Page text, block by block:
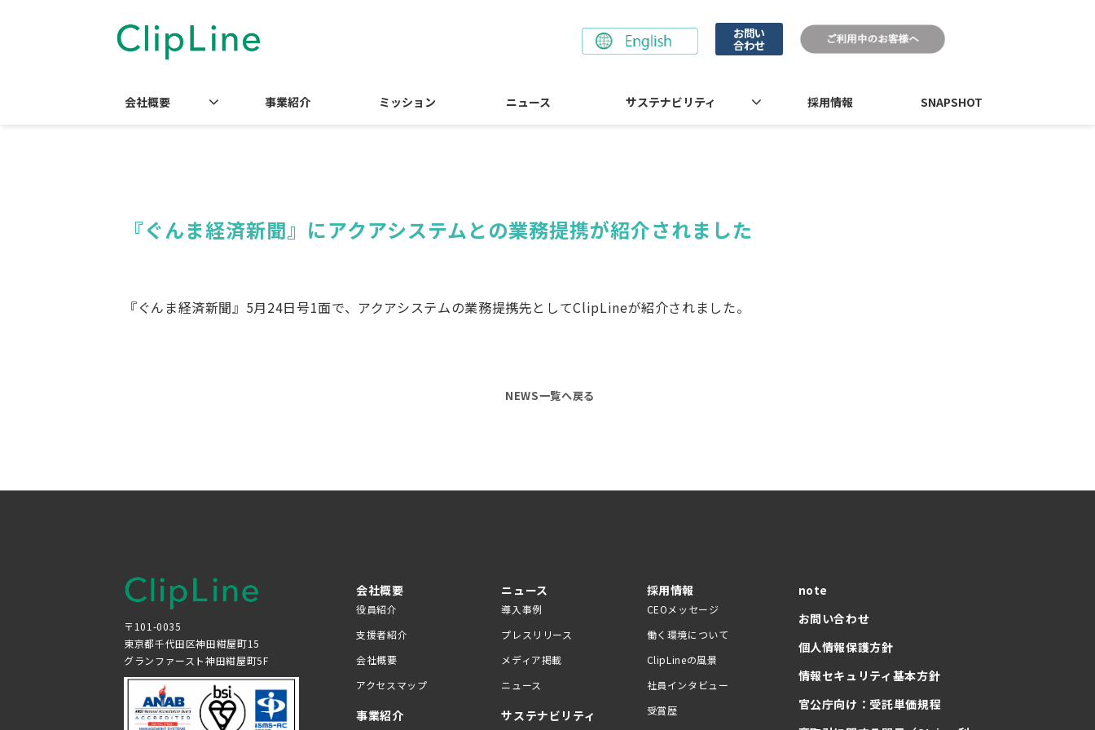
お問い
合わせ
会社概要 事業紹介 ミッション ニュース サステナビリティ 採用情報 SNAPSHOT
『ぐんま経済新聞』にアクアシステムとの業務提携が紹介されました
『ぐんま経済新聞』5月24日号1面で、アクアシステムの業務提携先としてClipLineが紹介されました。
NEWS一覧へ戻る
〒101-0035
東京都千代田区神田紺屋町15
グランファースト神田紺屋町5F
会社概要
役員紹介
支援者紹介
会社概要
アクセスマップ
事業紹介
ニュース
導入事例
プレスリリース
メディア掲載
ニュース
サステナビリティ
採用情報
CEOメッセージ
働く環境について
ClipLineの風景
社員インタビュー
受賞歴
note
お問い合わせ
個人情報保護方針
情報セキュリティ基本方針
官公庁向け：受託単価規程